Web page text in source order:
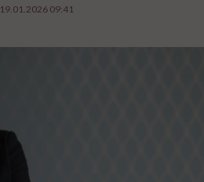
19.01.2026 09:41